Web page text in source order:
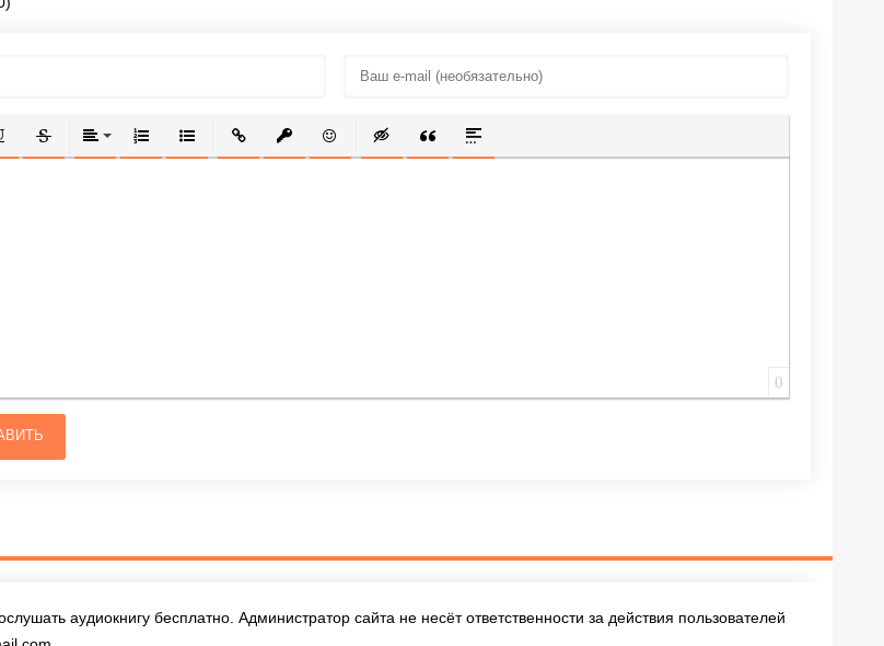
ЗАЧЕРКНУТЫЙВЫРАВНИВАНИЕ
НУМЕРОВАННЫЙ СПИСОК
МАРКИРОВАННЫЙ СПИСОК
ВСТАВИТЬ ССЫЛКУ
ВСТАВИТЬ ЗАЩИЩЕННУЮ ССЫЛКУ
ВСТАВИТЬ СМАЙЛИК
ВСТАВКА СКРЫТОГО ТЕКСТА
ВСТАВКА ЦИТАТЫ
ВСТАВКА СПОЙЛЕРА
0
аудиокнигу бесплатно. Администратор сайта не несёт ответственности за действия пользователей